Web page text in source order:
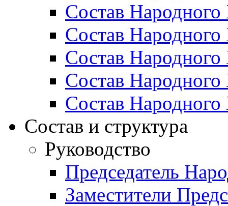
Состав
Состав
Состав
Состав Народного
Состав
Состав и структура
Руководство
Председатель
Заместители